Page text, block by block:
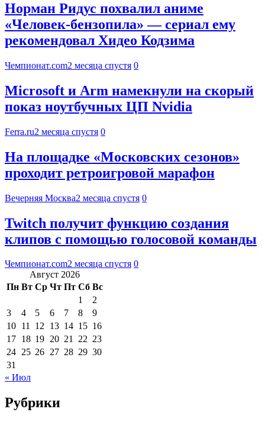
Норман Ридус похвалил аниме
«Человек-бензопила» — сериал ему
рекомендовал Хидео Кодзима
Чемпионат.com2 месяца спустя 0
Microsoft и Arm намекнули на скорый
показ ноутбучных ЦП Nvidia
Ferra.ru2 месяца спустя 0
На площадке «Московских сезонов»
проходит ретроигровой марафон
Вечерняя Москва2 месяца спустя 0
Twitch получит функцию создания
клипов с помощью голосовой команды
Чемпионат.com2 месяца спустя 0
Август 2026
Пн Вт Ср Чт Пт Сб Вс
1
2
3
4 5 6 7 8
9
10 11 12 13 14 15 16
17 18 19 20 21 22 23
24 25 26 27 28 29 30
31
« Июл
Рубрики